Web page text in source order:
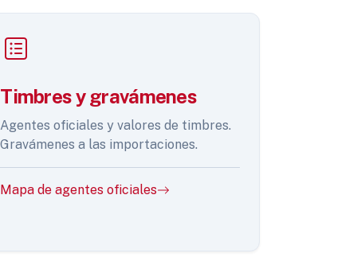
Timbres y gravámenes
Agentes oficiales y valores de timbres.
Gravámenes a las importaciones.
Mapa de agentes oficiales